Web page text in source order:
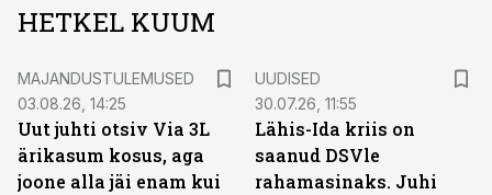
HETKEL KUUM
MAJANDUSTULEMUSED
03.08.26, 14:25
Uut juhti otsiv Via 3L
ärikasum kosus, aga
joone alla jäi enam kui
UUDISED
30.07.26, 11:55
Lähis-Ida kriis on
saanud DSVle
rahamasinaks. Juhi